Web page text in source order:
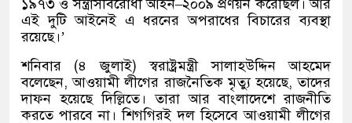
১৯৭৩ ও সন্ত্রাসবিরোধী আইন–২০০৯ প্রণয়ন করেছিল। আর
এই দুটি আইনেই এ ধরনের অপরাধের বিচারের ব্যবস্থা
রয়েছে।’
শনিবার (৪ জুলাই)স্বরাষ্ট্রমন্ত্রী সালাহউদ্দিন আহমেদ
বলেছেন,আওয়ামী লীগের রাজনৈতিক মৃত্যু হয়েছে,তাদের
দাফন হয়েছে দিল্লিতে। তারা আর বাংলাদেশে রাজনীতি
করতে পারবে না। শিগগিরই দল হিসেবে আওয়ামী লীগের